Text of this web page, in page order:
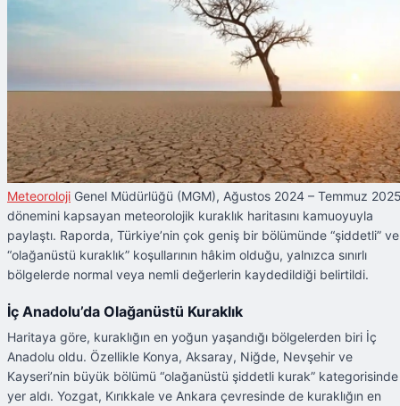
Meteoroloji Genel Müdürlüğü (MGM), Ağustos 2024 – Temmuz
dönemini kapsayan meteorolojik kuraklık haritasını kamuoyuyla
paylaştı. Raporda, Türkiye’nin çok geniş bir bölümünde “şiddetli” ve
“olağanüstü kuraklık” koşullarının hâkim olduğu, yalnızca sınırlı
bölgelerde normal veya nemli değerlerin kaydedildiği belirtildi.
İç Anadolu’da Olağanüstü Kuraklık
Haritaya göre, kuraklığın en yoğun yaşandığı bölgelerden biri İç
Anadolu oldu. Özellikle Konya, Aksaray, Niğde, Nevşehir ve
Kayseri’nin büyük bölümü “olağanüstü şiddetli kurak” kategorisinde
yer aldı. Yozgat, Kırıkkale ve Ankara çevresinde de kuraklığın en